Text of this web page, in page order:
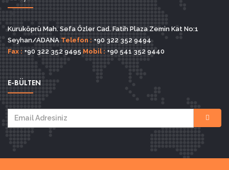
Kuruköprü Mah. Sefa Özler Cad. Fatih Plaza Zemin Kat No:1
Seyhan/ADANA Telefon : +90 322 352 9494
Fax : +90 322 352 9495 Mobil : +90 541 352 9440
E-BÜLTEN